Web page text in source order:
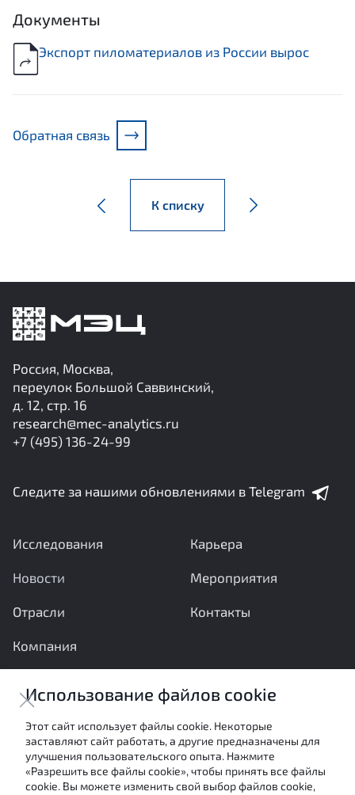
Документы
Экспорт пиломатериалов из России вырос
Обратная связь
К списку
Россия, Москва,
переулок Большой Саввинский,
д. 12, стр. 16
research@mec-analytics.ru
+7 (495) 136-24-99
Следите за нашими обновлениями в Telegram
Исследования
Новости
Отрасли
Компания
Карьера
Мероприятия
Контакты
Отправить сообщение
Настоящие материалы являются собственностью
АНО «Межотраслевой экспертный центр» и не могут
быть использованы в каких-либо целях (в том числе
Использование файлов cookie
Этот сайт использует файлы cookie. Некоторые
заставляют сайт работать, а другие предназначены для
улучшения пользовательского опыта. Нажмите
«Разрешить все файлы cookie», чтобы принять все файлы
cookie. Вы можете изменить свой выбор файлов cookie,